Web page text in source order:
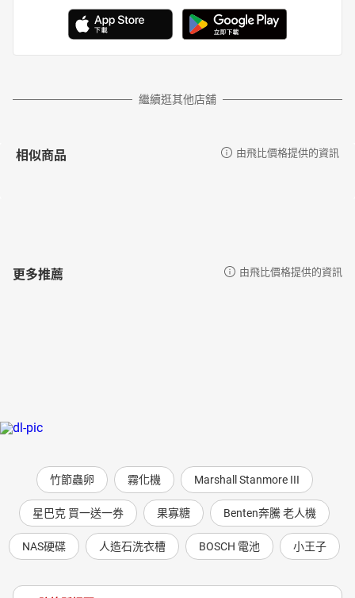
繼續逛其他店舖
相似商品 由飛比價格提供的資訊
更多推薦 由飛比價格提供的資訊
竹節蟲卵 霧化機 Marshall Stanmore III
星巴克 買一送一券 果寡糖 Benten奔騰 老人機
NAS硬碟 人造石洗衣槽 BOSCH 電池 小王子